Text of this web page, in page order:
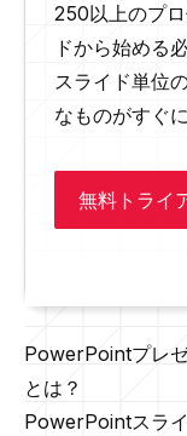
250以上のプ
ドから始める
スライド単位
なものがすぐ
無料トライ
PowerPointプレ
とは？
PowerPointスラ